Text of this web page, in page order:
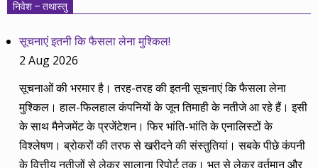
निवेश – तथास्तु
सूचनाएं इतनी कि फैसला लेना मुश्किल!
2 Aug 2026
सूचनाओं की भरमार है। तरह-तरह की इतनी सूचनाएं कि फैसला लेना
मुश्किल। हाल-फिलहाल कंपनियों के जून तिमाही के नतीजे आ रहे हैं। इसी
के साथ मैनेजमेंट के प्रजेंटेशन। फिर भांति-भांति के एनालिस्टों के
विश्लेषण। ब्रोकरों की तरफ से खरीदने की संस्तुतियां। सबके पीछे कंपनी
के वित्तीय नतीजों से लेकर सालाना रिपोर्ट तक। भूत से लेकर वर्तमान और